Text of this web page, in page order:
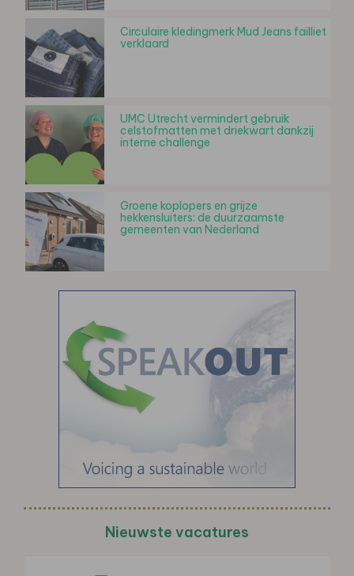
Circulaire kledingmerk Mud Jeans failliet
verklaard
UMC Utrecht vermindert gebruik
celstofmatten met driekwart dankzij
interne challenge
Groene koplopers en grijze
hekkensluiters: de duurzaamste
gemeenten van Nederland
Nieuwste vacatures